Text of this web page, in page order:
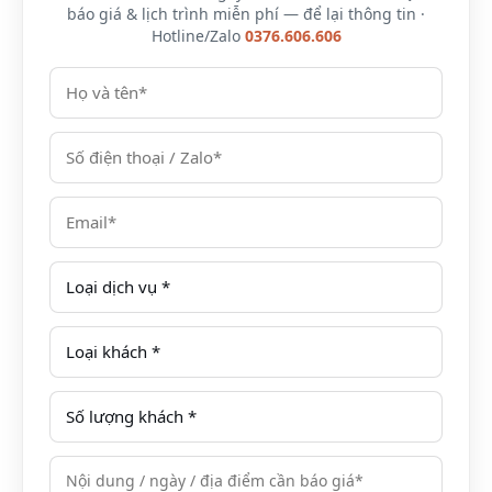
báo giá & lịch trình miễn phí — để lại thông tin ·
Hotline/Zalo 0376.606.606